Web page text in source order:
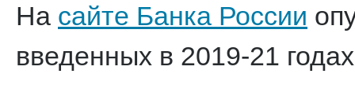
На сайте Банка России
введенных в 2019-21